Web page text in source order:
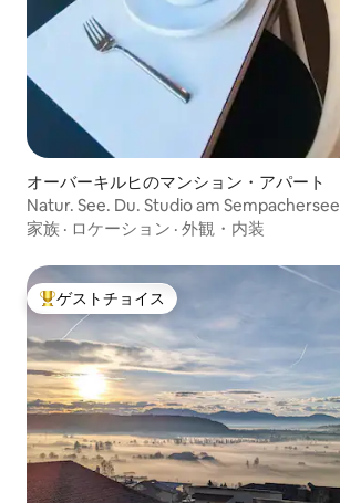
オーバーキルヒのマンション・アパート
Natur. See. Du. Studio am Sempachersee
家族 · ロケーション · 外観・内装
大好評のゲストチョイスです。
ゲストチョイス